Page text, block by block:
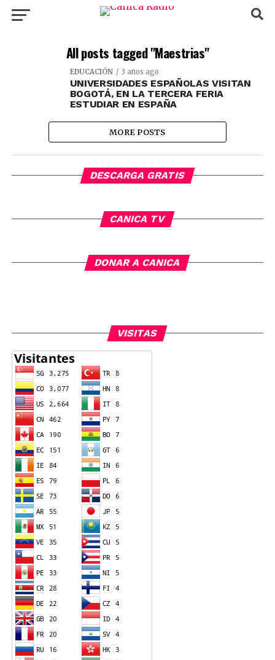
All posts tagged "Maestrias"
EDUCACIÓN 3 años ago
UNIVERSIDADES ESPAÑOLAS VISITAN
BOGOTÁ, EN LA TERCERA FERIA
ESTUDIAR EN ESPAÑA
MORE POSTS
DESCARGA GRATIS
CANICA TV
DONAR A CANICA
VISITAS